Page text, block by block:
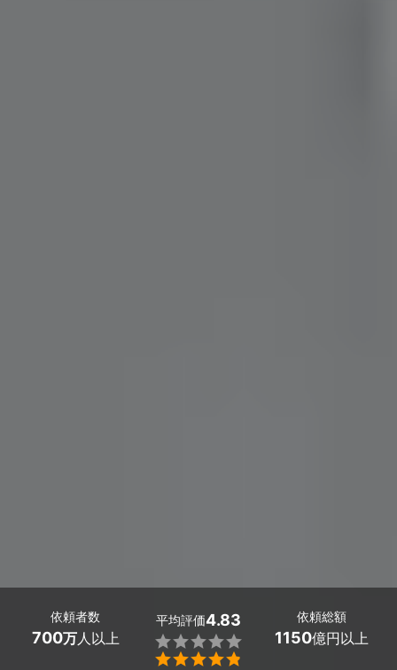
依頼者数
700万人以上
平均評価4.83


依頼総額
1150億円以上